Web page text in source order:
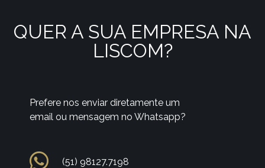
QUER A SUA EMPRESA NA
LISCOM?
Prefere nos enviar diretamente um
email ou mensagem no Whatsapp?
(51) 98127.7198